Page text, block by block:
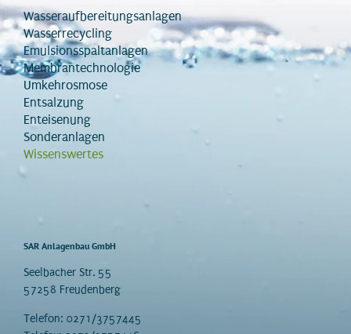
Wasseraufbereitungsanlagen
Wasserrecycling
Emulsionsspaltanlagen
Membrantechnologie
Umkehrosmose
Entsalzung
Enteisenung
Sonderanlagen
Wissenswertes
SAR Anlagenbau GmbH
Seelbacher Str. 55
57258 Freudenberg
Telefon: 0271/3757445